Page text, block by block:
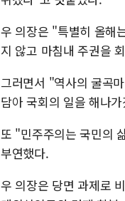
우 의장은 "특별히 올해
지 않고 마침내 주권을
그러면서 "역사의 굴곡
담아 국회의 일을 해나
또 "민주주의는 국민의
부연했다.
우 의장은 당면 과제로